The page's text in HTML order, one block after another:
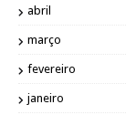
abril
março
fevereiro
janeiro